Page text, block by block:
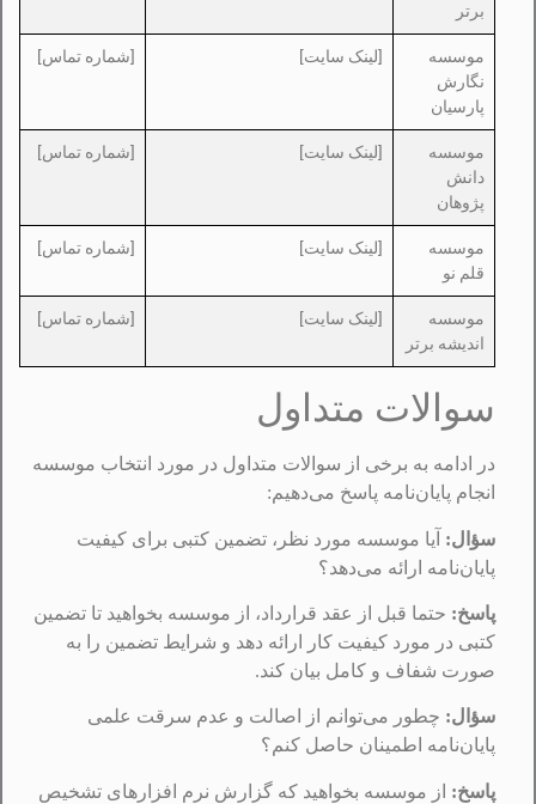
برتر
موسسه
نگارش
پارسیان
[لینک سایت] [شماره تماس]
موسسه
دانش
پژوهان
[لینک سایت] [شماره تماس]
موسسه
قلم نو
[لینک سایت] [شماره تماس]
موسسه
اندیشه برتر
[لینک سایت] [شماره تماس]
سوالات متداول
در ادامه به برخی از سوالات متداول در مورد انتخاب موسسه
انجام پایان‌نامه پاسخ می‌دهیم:
سؤال: آیا موسسه مورد نظر، تضمین کتبی برای کیفیت
پایان‌نامه ارائه می‌دهد؟
پاسخ: حتما قبل از عقد قرارداد، از موسسه بخواهید تا تضمین
کتبی در مورد کیفیت کار ارائه دهد و شرایط تضمین را به
صورت شفاف و کامل بیان کند.
سؤال: چطور می‌توانم از اصالت و عدم سرقت علمی
پایان‌نامه اطمینان حاصل کنم؟
پاسخ: از موسسه بخواهید که گزارش نرم افزارهای تشخیص